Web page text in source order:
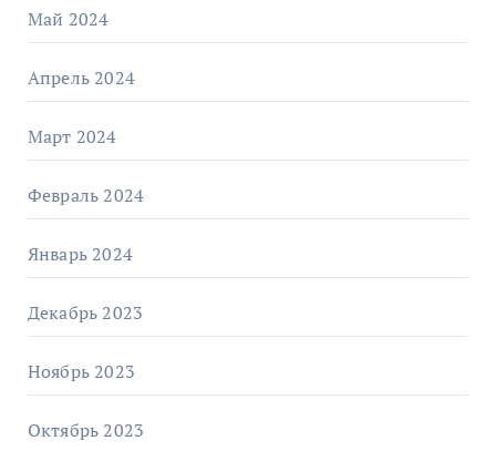
Май 2024
Апрель 2024
Март 2024
Февраль 2024
Январь 2024
Декабрь 2023
Ноябрь 2023
Октябрь 2023